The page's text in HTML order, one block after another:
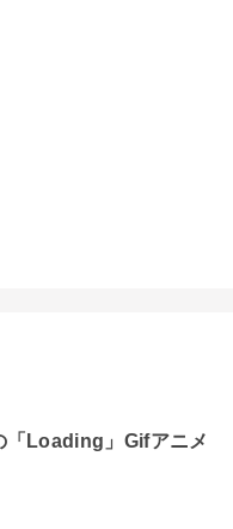
「Loading」Gifアニメ